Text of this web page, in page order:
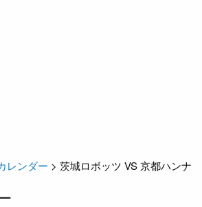
レンダー >茨城ロボッツ VS 京都ハンナ